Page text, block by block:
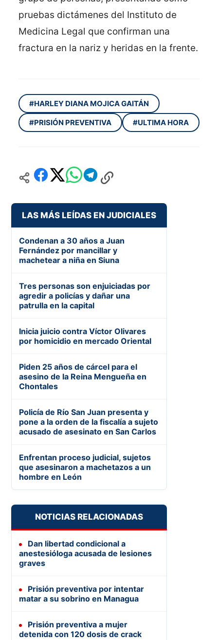
pruebas dictámenes del Instituto de
Medicina Legal que confirman una
fractura en la nariz y heridas en la frente.
#HARLEY DIANA MOJICA GAITÁN
#PRISIÓN PREVENTIVA #ULTIMA HORA
LAS MÁS LEÍDAS EN JUDICIALES
Condenan a 30 años a Juan
Fernández por mancillar y
machetear a niña en Siuna
Tres personas son enjuiciadas por
agredir a policías y dañar una
patrulla en la capital
Inicia juicio contra Víctor Olivares
por homicidio en mercado Oriental
Piden 25 años de cárcel para el
asesino de la Reina Mengueña en
Chontales
Policía de Río San Juan presenta y
pone a la orden de la fiscalía a sujeto
acusado de asesinato en San Carlos
Enfrentan proceso judicial, sujetos
que asesinaron a machetazos a un
hombre en León
NOTICIAS RELACIONADAS
Dan libertad condicional a
anestesióloga acusada de lesiones
graves
Prisión preventiva por intentar
matar a su sobrino en Managua
Prisión preventiva a mujer
detenida con 120 dosis de crack